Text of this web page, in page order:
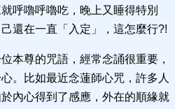
呼嚕呼嚕吃，晚上又睡得特別
還在一直「入定」，這怎麼行?!
本尊的咒語，經常念誦很重要，
。比如最近念蓮師心咒，許多人
內心得到了感應，外在的順緣就